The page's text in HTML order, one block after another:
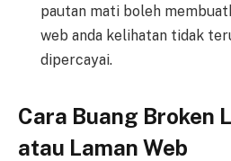
pautan mati boleh
web anda kelihatan tidak
dipercayai.
Cara Buang Broken
atau Laman Web